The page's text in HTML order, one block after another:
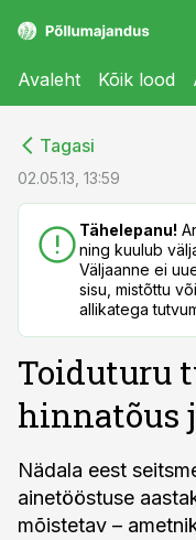
Avaleht Kõik lood
Tagasi
02.05.13, 13:59
Tähelepanu!
ning kuulub
Väljaanne ei
sisu, mistõttu
allikatega
Toiduturu
hinnatõus
Nädala eest
ainetööstuse
mõistetav –